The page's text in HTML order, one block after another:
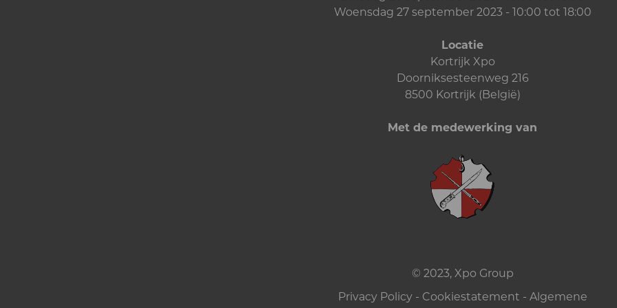
Woensdag 27 september 2023 - 10:00 tot 18:00
Locatie
Kortrijk Xpo
Doorniksesteenweg 216
8500 Kortrijk (België)
Met de medewerking van
© 2023, Xpo Group
Privacy Policy- Cookiestatement - Algemene